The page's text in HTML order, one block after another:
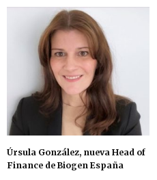
Úrsula González, nueva Head of
Finance de Biogen España